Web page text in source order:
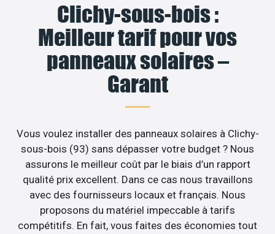
Clichy-sous-bois :
Meilleur tarif pour vos
panneaux solaires –
Garant
Vous voulez installer des panneaux solaires à Clichy-
sous-bois (93) sans dépasser votre budget ? Nous
assurons le meilleur coût par le biais d’un rapport
qualité prix excellent. Dans ce cas nous travaillons
avec des fournisseurs locaux et français. Nous
proposons du matériel impeccable à tarifs
compétitifs. En fait, vous faites des économies tout